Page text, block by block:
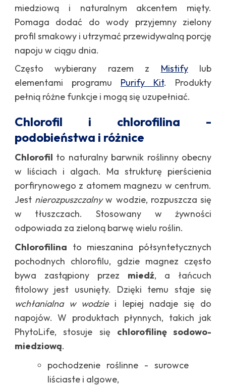
miedziową i naturalnym akcentem mięty.
Pomaga dodać do wody przyjemny zielony
profil smakowy i utrzymać przewidywalną porcję
napoju w ciągu dnia.
Często wybierany razem z Mistifylub
elementami programu Purify Kit. Produkty
pełnią różne funkcje i mogą się uzupełniać.
Chlorofil i chlorofilina -
podobieństwa i różnice
Chlorofil to naturalny barwnik roślinny obecny
w liściach i algach. Ma strukturę pierścienia
porfirynowego z atomem magnezu w centrum.
Jest nierozpuszczalnyw wodzie, rozpuszcza się
w tłuszczach. Stosowany w żywności
odpowiada za zieloną barwę wielu roślin.
Chlorofilina to mieszanina półsyntetycznych
pochodnych chlorofilu, gdzie magnez często
bywa zastąpiony przez miedź, a łańcuch
fitolowy jest usunięty. Dzięki temu staje się
wchłanialna w wodziei lepiej nadaje się do
napojów. W produktach płynnych, takich jak
PhytoLife, stosuje się chlorofilinę sodowo-
miedziową.
pochodzenie roślinne - surowce
liściaste i algowe,